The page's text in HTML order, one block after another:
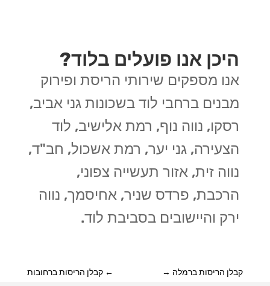
היכן אנו פועלים בלוד?
אנו מספקים שירותי הריסת ופירוק
מבנים ברחבי לוד בשכונות גני אביב,
רסקו, נווה נוף, רמת אלישיב, לוד
הצעירה, גני יער, רמת אשכול, חב"ד,
נווה זית, אזור תעשייה צפוני,
הרכבת, פרדס שניר, אחיסמך, נווה
ירק והיישובים בסביבת לוד.
←קבלן הריסות ברחובות קבלן הריסות ברמלה →